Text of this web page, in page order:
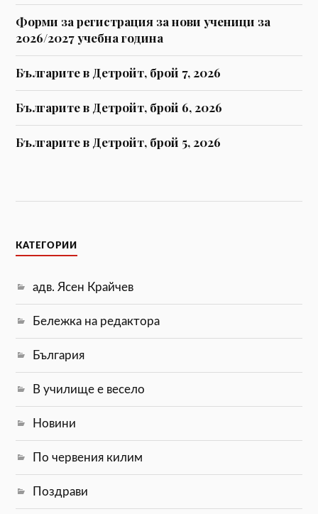
Форми за регистрaция за нови ученици за
2026/2027 учебна година
Българите в Детройт, брой 7, 2026
Българите в Детройт, брой 6, 2026
Българите в Детройт, брой 5, 2026
КАТЕГОРИИ
адв. Ясен Крайчев
Бележка на редактора
България
В училище е весело
Новини
По червения килим
Поздрави